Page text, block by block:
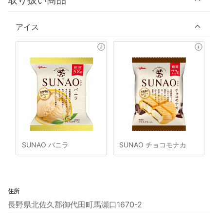
アイス
SUNAO バニラ SUNAO チョコモナカ
住所
長野県北佐久郡御代田町馬瀬口1670-2